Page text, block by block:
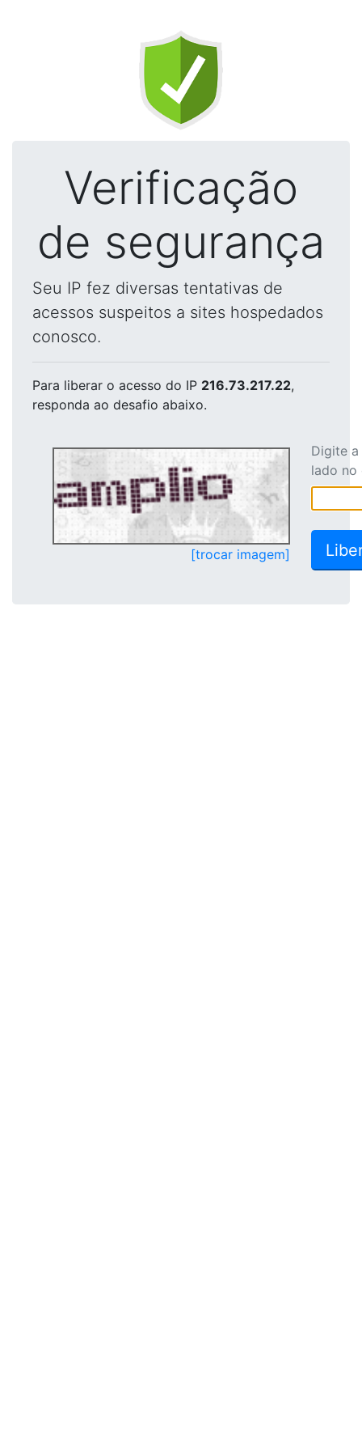
Verificação
de segurança
Seu IP fez diversas tentativas de
acessos suspeitos a sites hospedados
conosco.
Para liberar o acesso do IP 216.73.217.22,
responda ao desafio abaixo.
[trocar imagem]
Digite
lado no